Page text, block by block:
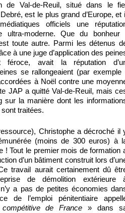
de Val-de-Reuil, situé dans le
est le plus grand d’Europe, et
officiels une
ultra-moderne. Que du bonheur
toute autre. Parmi les détenus
à une juge d’application des
féroce, avait la réputation
se rallongeaient (par exemple
à Noël contre une
JAP a quitté Val-de-Reuil, mais
sur la manière dont les
traitées.
Christophe a décroché il
(moins de 300 euros) à
! Tout le premier mois de formation
d’un bâtiment construit lors
travail aurait certainement dû
de démolition extérieure
a pas de petites économies
de l’emploi pénitentiaire
de France » dans